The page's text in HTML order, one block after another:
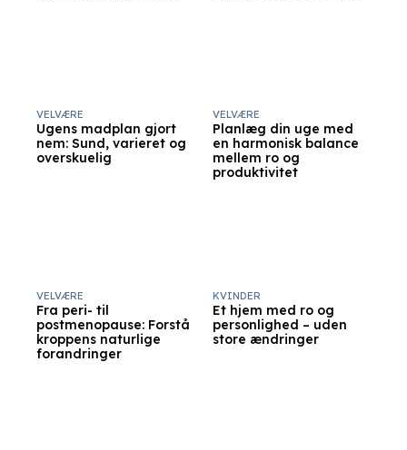
Ugens madplan gjort
nem: Sund, varieret og
overskuelig
VELVÆRE
Planlæg din uge med
en harmonisk balance
mellem ro og
produktivitet
VELVÆRE
Fra peri- til
postmenopause: Forstå
kroppens naturlige
forandringer
VELVÆRE
Et hjem med ro og
personlighed – uden
store ændringer
KVINDER